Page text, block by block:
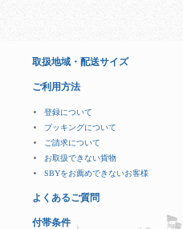
取扱地域・配送サイズ
ご利用方法
登録について
ブッキングについて
ご請求について
お取扱できない貨物
SBYをお薦めできないお客様
よくあるご質問
付帯条件